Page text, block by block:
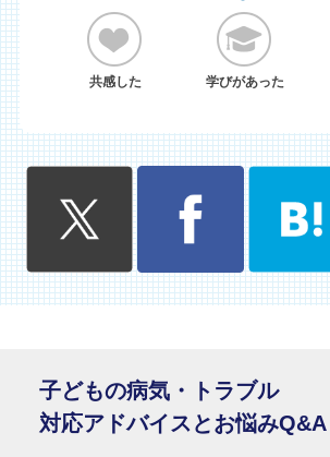
共感した 学びがあった
子どもの病気・トラブル
対応アドバイスとお悩みQ&A